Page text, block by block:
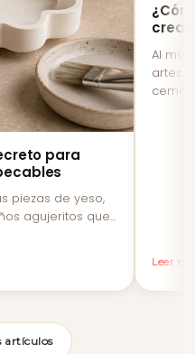
para
piezas de yeso,
agujeritos que...
Al
Leer
artículos